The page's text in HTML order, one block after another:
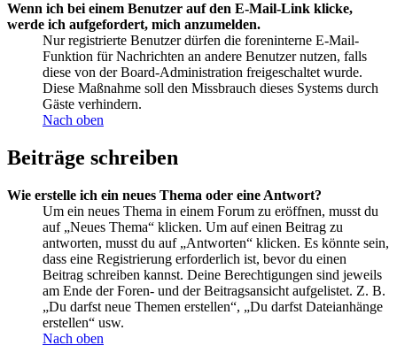
Wenn ich bei einem Benutzer auf den E-Mail-Link klicke,
werde ich aufgefordert, mich anzumelden.
Nur registrierte Benutzer dürfen die foreninterne E-Mail-
Funktion für Nachrichten an andere Benutzer nutzen, falls
diese von der Board-Administration freigeschaltet wurde.
Diese Maßnahme soll den Missbrauch dieses Systems durch
Gäste verhindern.
Nach oben
Beiträge schreiben
Wie erstelle ich ein neues Thema oder eine Antwort?
Um ein neues Thema in einem Forum zu eröffnen, musst du
auf „Neues Thema“ klicken. Um auf einen Beitrag zu
antworten, musst du auf „Antworten“ klicken. Es könnte sein,
dass eine Registrierung erforderlich ist, bevor du einen
Beitrag schreiben kannst. Deine Berechtigungen sind jeweils
am Ende der Foren- und der Beitragsansicht aufgelistet. Z. B.
„Du darfst neue Themen erstellen“, „Du darfst Dateianhänge
erstellen“ usw.
Nach oben